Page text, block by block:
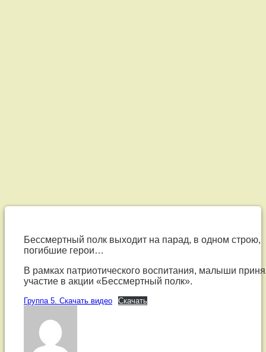
Бессмертный
полк
выходит
Бессмертный полк выходит на парад, в одном строю,
погибшие герои…
В рамках патриотического воспитания, малыши
участие в акции «Бессмертный полк».
Группа 5. Скачать видео Скачать